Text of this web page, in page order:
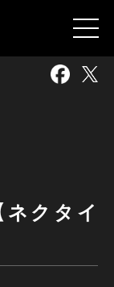
クタイ